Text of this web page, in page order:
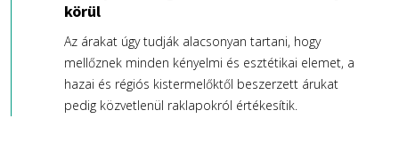
körül
Az árakat úgy tudják alacsonyan tartani, hogy
mellőznek minden kényelmi és esztétikai elemet, a
hazai és régiós kistermelőktől beszerzett árukat
pedig közvetlenül raklapokról értékesítik.